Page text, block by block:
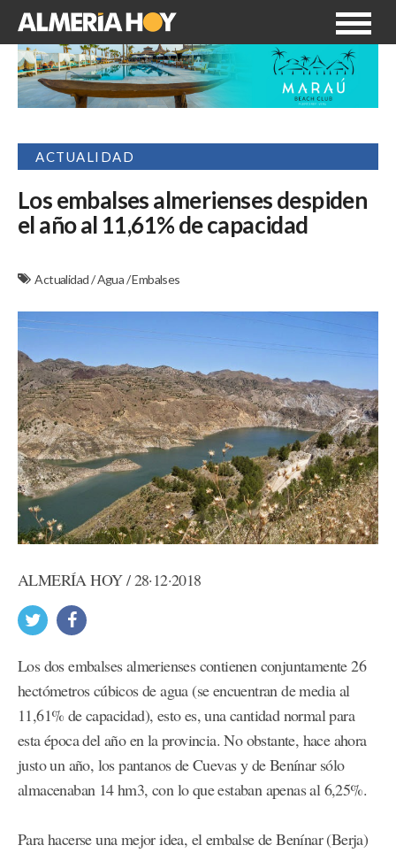
ACTUALIDAD
Los embalses almerienses despiden
el año al 11,61% de capacidad
Actualidad/Agua/Embalses
ALMERÍA HOY / 28·12·2018
Los dos embalses almerienses contienen conjuntamente 26
hectómetros cúbicos de agua (se encuentran de media al
11,61% de capacidad), esto es, una cantidad normal para
esta época del año en la provincia. No obstante, hace ahora
justo un año, los pantanos de Cuevas y de Benínar sólo
almacenaban 14 hm3, con lo que estaban apenas al 6,25%.
Para hacerse una mejor idea, el embalse de Benínar (Berja)